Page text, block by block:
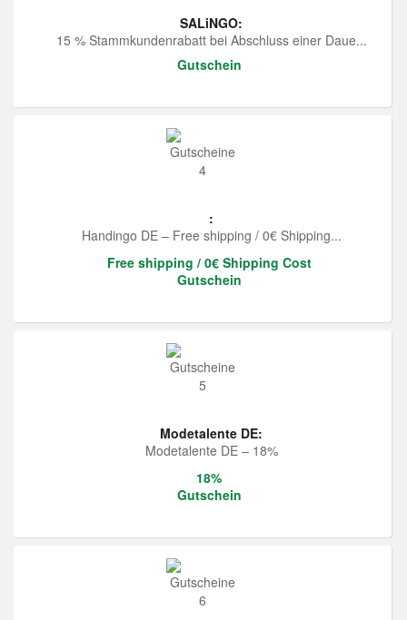
SALiNGO:
15 % Stammkundenrabatt bei Abschluss einer Daue...
Gutschein
:
Handingo DE – Free shipping / 0€ Shipping...
Free shipping / 0€ Shipping Cost
Gutschein
Modetalente DE:
Modetalente DE – 18%
18%
Gutschein